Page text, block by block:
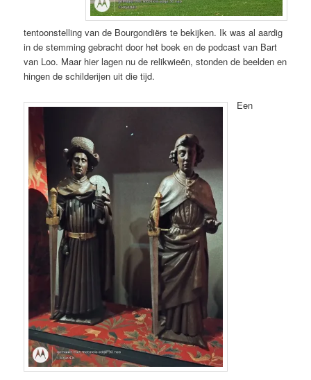
tentoonstelling van de Bourgondiërs te bekijken. Ik was al aardig
in de stemming gebracht door het boek en de podcast van Bart
van Loo. Maar hier lagen nu de relikwieën, stonden de beelden en
hingen de schilderijen uit die tijd.
Een